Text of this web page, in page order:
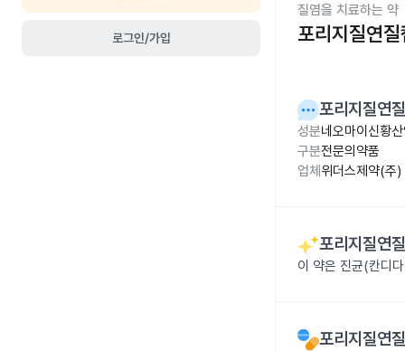
로그인/가입
질염을 치료하는 약
포리지질연
포리지질연
성분네오마이신황
구분전문의약품
업체 위더스제약(주)
포리지질연
이 약은 진균(칸디
포리지질연